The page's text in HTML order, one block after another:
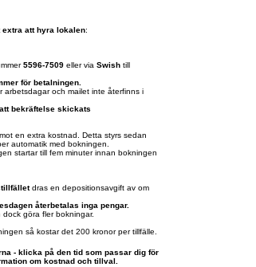
att hyra lokalen:
5596-7509 eller via Swish till
för betalningen.
arbetsdagar och mailet inte återfinns i
bekräftelse skickats
en extra kostnad. Detta styrs sedan
automatik med bokningen.
startar till fem minuter innan bokningen
dras en depositionsavgift av om
återbetalas inga pengar.
göra fler bokningar.
så kostar det 200 kronor per tillfälle.
- klicka på den tid som passar dig för
om kostnad och tillval.